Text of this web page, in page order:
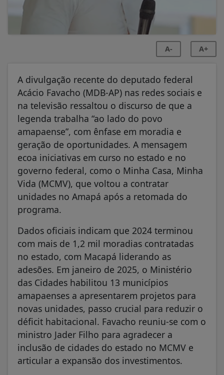
A- A+
A divulgação recente do deputado federal
Acácio Favacho (MDB-AP) nas redes sociais e
na televisão ressaltou o discurso de que a
legenda trabalha “ao lado do povo
amapaense”, com ênfase em moradia e
geração de oportunidades. A mensagem
ecoa iniciativas em curso no estado e no
governo federal, como o Minha Casa, Minha
Vida (MCMV), que voltou a contratar
unidades no Amapá após a retomada do
programa.
Dados oficiais indicam que 2024 terminou
com mais de 1,2 mil moradias contratadas
no estado, com Macapá liderando as
adesões. Em janeiro de 2025, o Ministério
das Cidades habilitou 13 municípios
amapaenses a apresentarem projetos para
novas unidades, passo crucial para reduzir o
déficit habitacional. Favacho reuniu-se com o
ministro Jader Filho para agradecer a
inclusão de cidades do estado no MCMV e
articular a expansão dos investimentos.